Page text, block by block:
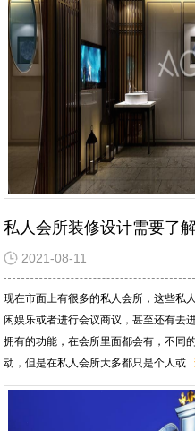
私人会所装修设计需要了
2021-08-11
现在市面上有很多的私人会所，这些私
闲娱乐或者进行会议商议，甚至还有去
拥有的功能，在会所里面都会有，不同
动，但是在私人会所大多都只是个人或...